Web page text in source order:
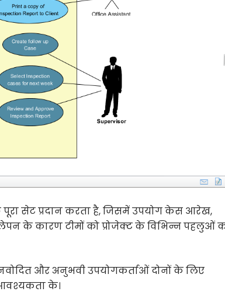
पूरा सेट प्रदान करता है, जिसमें उपयोग केस आरेख,
के कारण टीमों को प्रोजेक्ट के विभिन्न पहलुओं
और अनुभवी उपयोगकर्ताओं दोनों के लिए
के।